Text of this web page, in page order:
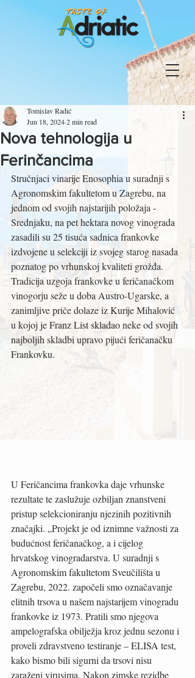
Nova tehnologija u
Ferinčancima
Tomislav Radić
Jun 18, 20242 min read
Stručnjaci vinarije Enosophia u suradnji s
Agronomskim fakultetom u Zagrebu, na
jednom od svojih najstarijih položaja -
Srednjaku, na pet hektara novog vinograda
zasadili su 25 tisuća sadnica frankovke
izdvojene u selekciji iz svojeg starog nasada
poznatog po vrhunskoj kvaliteti grožđa.
Tradicija uzgoja frankovke u feričanačkom
vinogorju seže u doba Austro-Ugarske, a
zanimljive priče dolaze iz Kurije Mihalović
u kojoj je Franz List skladao neke od svojih
najboljih skladbi upravo pijući feričanačku
Frankovku.
U Feričancima frankovka daje vrhunske
rezultate te zaslužuje ozbiljan znanstveni
pristup selekcioniranju njezinih pozitivnih
značajki. „Projekt je od iznimne važnosti za
budućnost feričanačkog, a i cijelog
hrvatskog vinogradarstva. U suradnji s
Agronomskim fakultetom Sveučilišta u
Zagrebu, 2022. započeli smo označavanje
elitnih trsova u našem najstarijem vinogradu
frankovke iz 1973. Pratili smo njegova
ampelografska obilježja kroz jednu sezonu i
proveli zdravstveno testiranje – ELISA test,
kako bismo bili sigurni da trsovi nisu
zaraženi virusima. Nakon zimske rezidbe